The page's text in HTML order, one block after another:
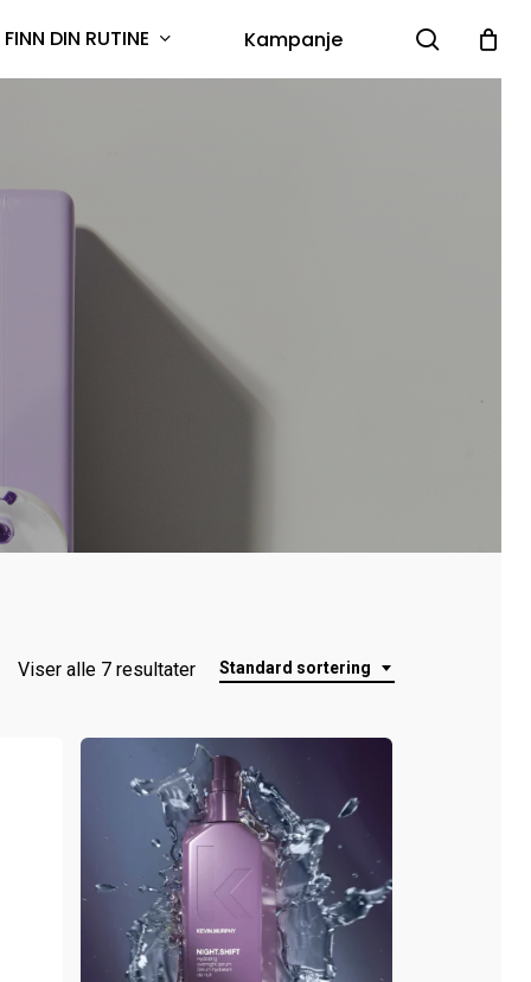
FINN DIN RUTINE Kampanje search
Standard sortering
Viser alle 7 resultater